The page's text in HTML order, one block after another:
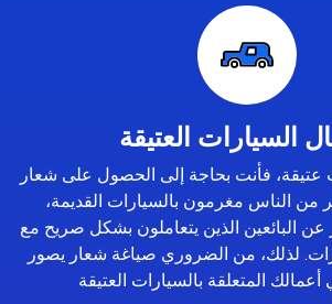
عتيقة، فأنت بحاجة إلى الحصول على شعار
من الناس مغرمون بالسيارات القديمة،
عن البائعين الذين يتعاملون بشكل صريح مع
لذلك، من الضروري صياغة شعار يصور